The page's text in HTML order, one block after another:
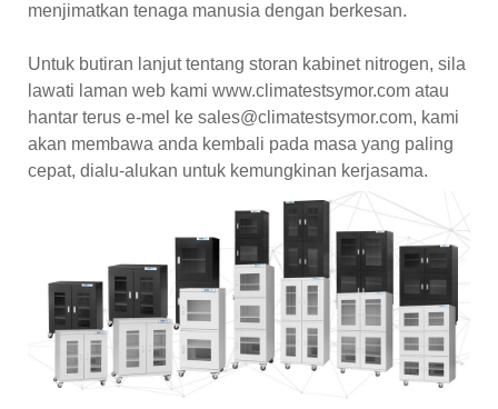
menjimatkan tenaga manusia dengan berkesan.
Untuk butiran lanjut tentang storan kabinet nitrogen, sila
lawati laman web kami www.climatestsymor.com atau
hantar terus e-mel ke sales@climatestsymor.com, kami
akan membawa anda kembali pada masa yang paling
cepat, dialu-alukan untuk kemungkinan kerjasama.